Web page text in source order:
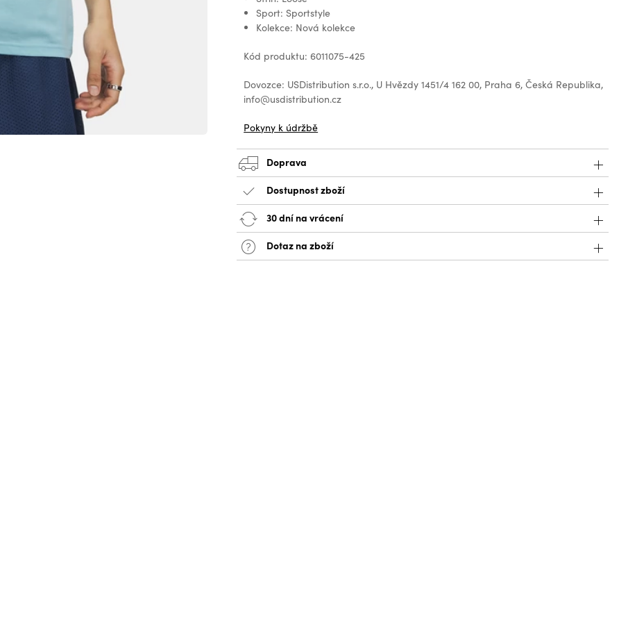
Sport: Sportstyle
Kolekce: Nová kolekce
Kód produktu: 6011075-425
Dovozce: USDistribution s.r.o., U Hvězdy 1451/4 162 00, Praha 6, Česká Republika,
info@usdistribution.cz
Pokyny k údržbě
Doprava
Dostupnost zboží
30 dní na vrácení
Dotaz na zboží